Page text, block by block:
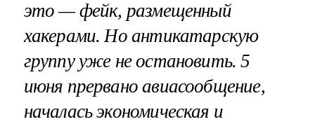
это — фейк, размещенный
хакерами. Но антикатарскую
группу уже не остановить. 5
июня прервано авиасообщение,
началась экономическая и